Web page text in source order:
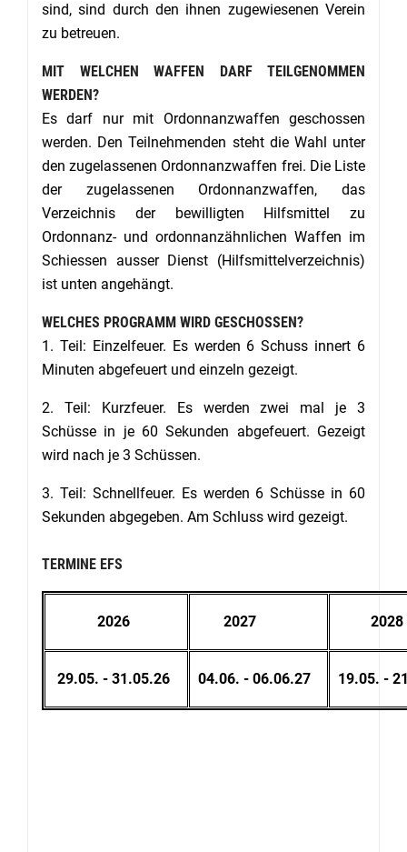
sind, sind durch den ihnen zugewiesenen Verein
zu betreuen.
MIT WELCHEN WAFFEN DARF TEILGENOMMEN
WERDEN?
Es darf nur mit Ordonnanzwaffen geschossen
werden. Den Teilnehmenden steht die Wahl unter
den zugelassenen Ordonnanzwaffen frei. Die Liste
der zugelassenen Ordonnanzwaffen, das
Verzeichnis der bewilligten Hilfsmittel zu
Ordonnanz- und ordonnanzähnlichen Waffen im
Schiessen ausser Dienst (Hilfsmittelverzeichnis)
ist unten angehängt.
WELCHES PROGRAMM WIRD GESCHOSSEN?
1. Teil: Einzelfeuer. Es werden 6 Schuss innert 6
Minuten abgefeuert und einzeln gezeigt.
2. Teil: Kurzfeuer. Es werden zwei mal je 3
Schüsse in je 60 Sekunden abgefeuert. Gezeigt
wird nach je 3 Schüssen.
3. Teil: Schnellfeuer. Es werden 6 Schüsse in 60
Sekunden abgegeben. Am Schluss wird gezeigt.
TERMINE EFS
2026 2027 2028
29.05. - 31.05.26 04.06. - 06.06.27 19.05. -